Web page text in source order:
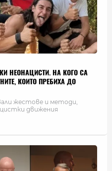
НЕОНАЦИСТИ. НА КОГО СА
КОИТО ПРЕБИХА ДО
жестове и методи,
движения